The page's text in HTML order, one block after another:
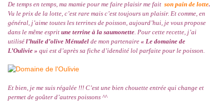
De temps en temps, ma mamie pour me faire plaisir me fait son pain de lotte.
Vu le prix de la lotte, c’est rare mais c’est toujours un plaisir. Et comme, en
général, j’aime toutes les terrines de poisson, aujourd’hui, je vous propose
dans le même esprit une terrine à la saumonette. Pour cette recette, j’ai
utilisé l’huile d’olive Ménudel de mon partenaire « Le domaine de
L’Oulivie » qui est d’après sa fiche d’idendité lol parfaite pour le poisson.
Et bien, je me suis régalée !!! C’est une bien chouette entrée qui change et
permet de goûter d’autres poissons ^^